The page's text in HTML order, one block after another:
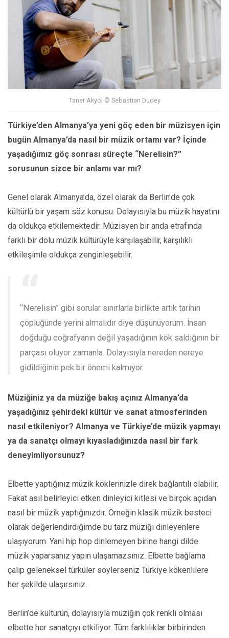
Taner Akyol © Sebastian Dudey
Türkiye’den Almanya’ya yeni göç eden bir müzisyen için
bugün Almanya’da nasıl bir müzik ortamı var? İçinde
yaşadığımız göç sonrası süreçte “Nerelisin?”
sorusunun sizce bir anlamı var mı?
Genel olarak Almanya’da, özel olarak da Berlin’de çok
kültürlü bir yaşam söz konusu. Dolayısıyla bu müzik hayatını
da oldukça etkilemektedir. Müzisyen bir anda etrafında
farklı bir dolu müzik kültürüyle karşılaşabilir, karşılıklı
etkileşimle oldukça zenginleşebilir.
“Nerelisin” gibi sorular sınırlarla birlikte artık tarihin
çöplüğünde yerini almalıdır diye düşünüyorum. İnsan
doğduğu coğrafyanın değil yaşadığının kök saldığının bir
parçası oluyor zamanla. Dolayısıyla nereden nereye
gidildiğinin pek bir önemi kalmıyor.
Müziğiniz ya da müziğe bakış açınız Almanya’da
yaşadığınız şehirdeki kültür ve sanat atmosferinden
nasıl etkileniyor? Almanya ve Türkiye’de müzik yapmayı
ya da sanatçı olmayı kıyasladığınızda nasıl bir fark
deneyimliyorsunuz?
Elbette yaptığınız müzik köklerinizle direk bağlantılı olabilir.
Fakat asıl belirleyici etken dinleyici kitlesi ve birçok açıdan
nasıl bir müzik yaptığınızdır. Örneğin klasik müzik besteci
olarak değerlendirdiğimde bu tarz müziği dinleyenlere
ulaşıyorum. Yani hip hop dinlemeyen birine hangi dilde
müzik yaparsanız yapın ulaşamazsınız. Elbette bağlama
çalıp geleneksel türküler söylerseniz Türkiye kökenlilere
her şekilde ulaşırsınız.
Berlin’de kültürün, dolayısıyla müziğin çok renkli olması
elbette her sanatçıyı etkiliyor. Tüm farklılıklar birbirinden